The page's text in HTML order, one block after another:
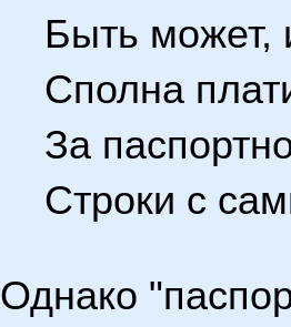
Быть может,
Сполна
За
Строки с
Однако